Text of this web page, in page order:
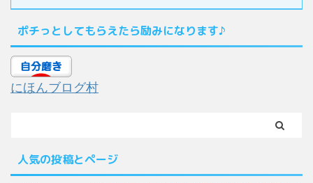
ポチっとしてもらえたら励みになります♪
にほんブログ村
人気の投稿とページ